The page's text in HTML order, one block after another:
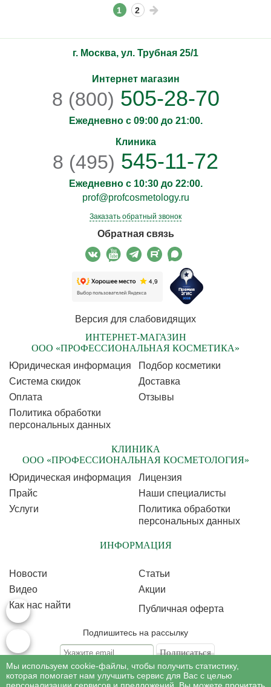
1 2
г. Москва, ул. Трубная 25/1
Интернет магазин
8 (800) 505-28-70
Ежедневно с 09:00 до 21:00.
Клиника
8 (495) 545-11-72
Ежедневно с 10:30 до 22:00.
prof@profcosmetology.ru
Заказать обратный звонок
Обратная связь
Версия для слабовидящих
ИНТЕРНЕТ-МАГАЗИН
ООО «ПРОФЕССИОНАЛЬНАЯ КОСМЕТИКА»
Юридическая информация
Подбор косметики
Cистема скидок
Доставка
Оплата
Отзывы
Политика обработки
персональных данных
КЛИНИКА
ООО «ПРОФЕССИОНАЛЬНАЯ КОСМЕТОЛОГИЯ»
Юридическая информация
Лицензия
Прайс
Наши специалисты
Услуги
Политика обработки
персональных данных
ИНФОРМАЦИЯ
Новости
Статьи
Видео
Акции
Как нас найти
Публичная оферта
Подпишитесь на рассылку
Подписываясь на рассылку, Вы соглашаетесь c условиями политикиобработки
персональных данных
Мы используем cookie-файлы, чтобы получить статистику,
которая помогает нам улучшить сервис для Вас с целью